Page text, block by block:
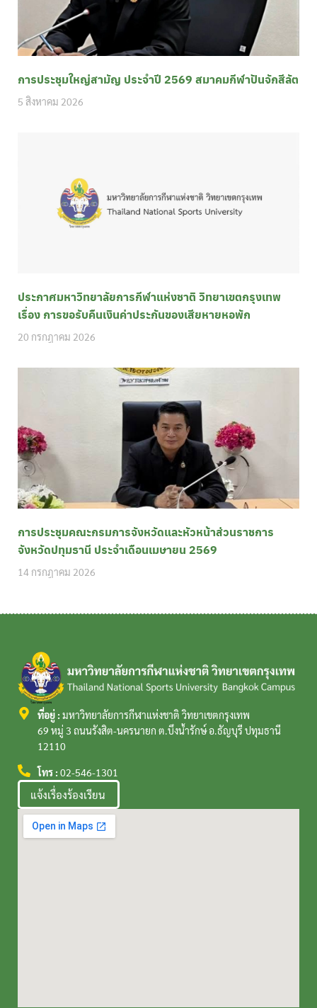
การประชุมใหญ่สามัญ ประจำปี 2569 สมาคมกีฬาปันจักสีลัต
5 สิงหาคม 2026
ประกาศมหาวิทยาลัยการกีฬาแห่งชาติ วิทยาเขตกรุงเทพ
เรื่อง การขอรับคืนเงินค่าประกันของเสียหายหอพัก
20 กรกฎาคม 2026
การประชุมคณะกรมการจังหวัดและหัวหน้าส่วนราชการ
จังหวัดปทุมธานี ประจำเดือนเมษายน 2569
14 กรกฎาคม 2026
ที่อยู่ : มหาวิทยาลัยการกีฬาแห่งชาติ วิทยาเขตกรุงเทพ
69 หมู่ 3 ถนนรังสิต-นครนายก ต.บึงน้ำรักษ์ อ.ธัญบุรี ปทุมธานี
12110
โทร : 02-546-1301
แจ้งเรื่องร้องเรียน